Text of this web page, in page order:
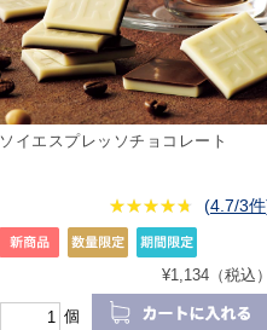
ソイエスプレッソチョコレート
★★★★★
★★★★★ (4.7/3件
¥1,134（税込）
個